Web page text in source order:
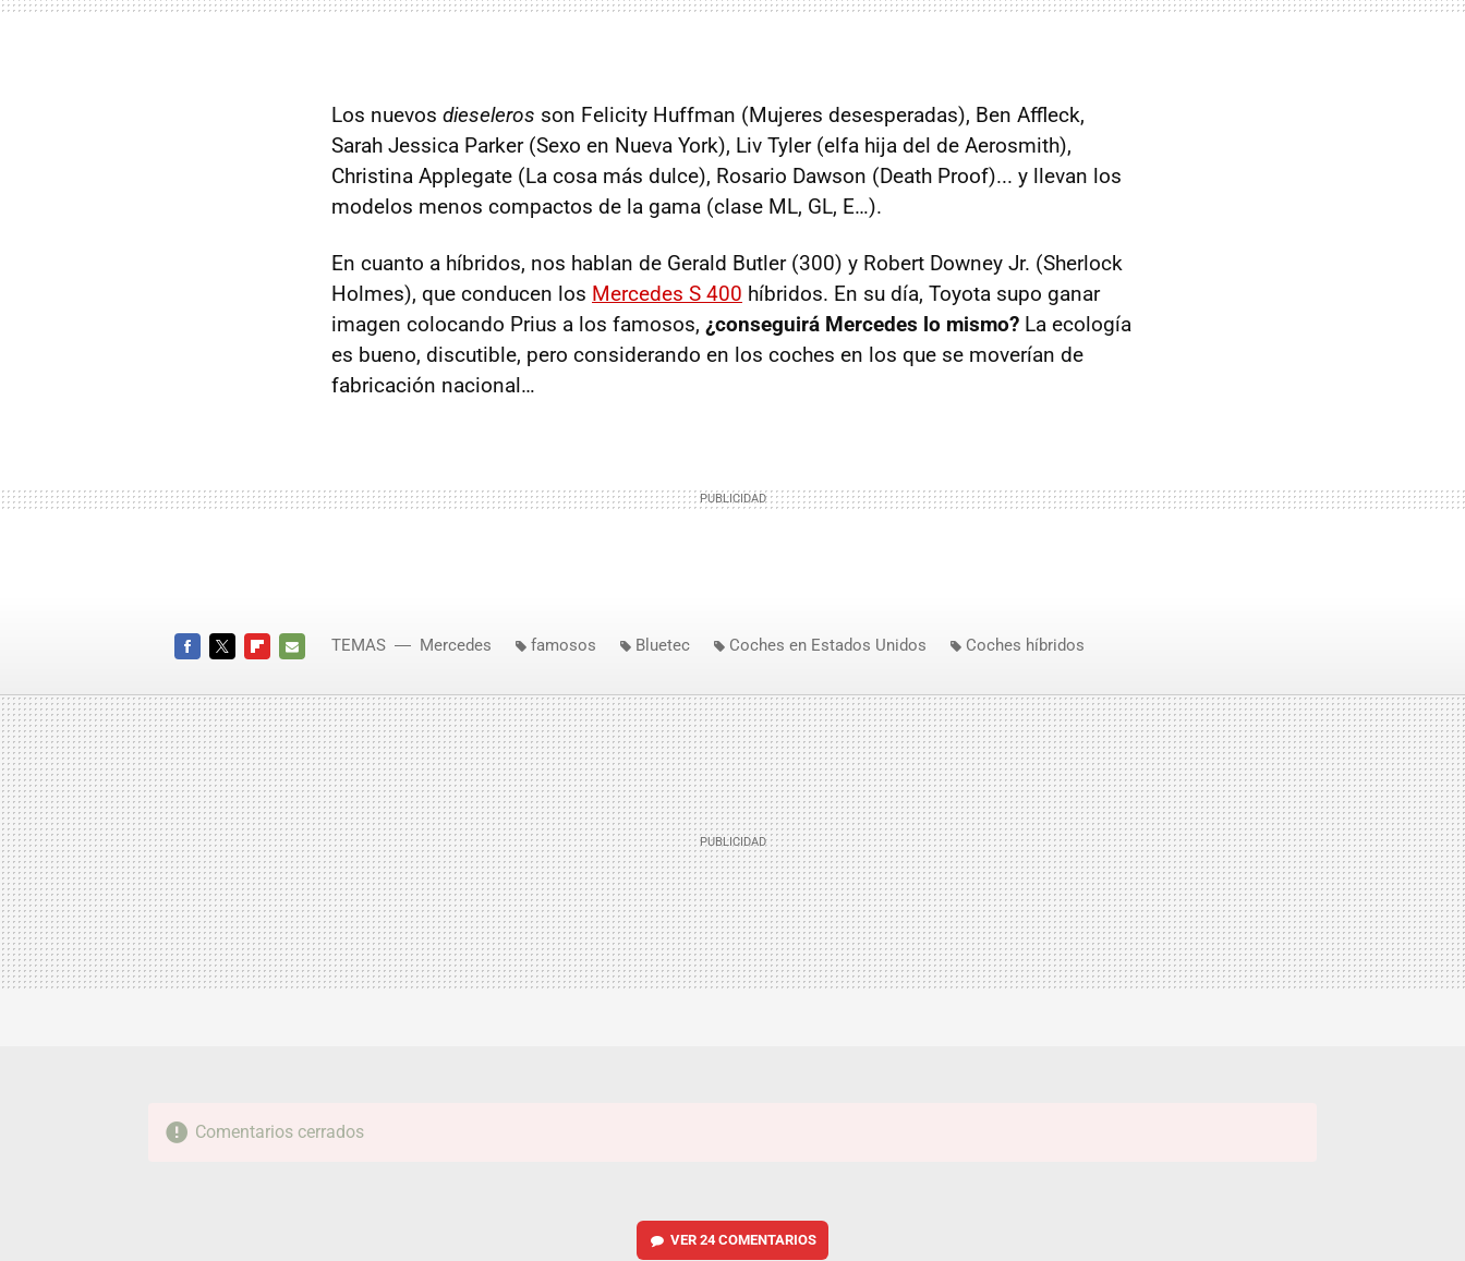
Los nuevos dieseleros son Felicity Huffman (Mujeres desesperadas), Ben Affleck,
Sarah Jessica Parker (Sexo en Nueva York), Liv Tyler (elfa hija del de Aerosmith),
Christina Applegate (La cosa más dulce), Rosario Dawson (Death Proof)... y llevan los
modelos menos compactos de la gama (clase ML, GL, E…).
En cuanto a híbridos, nos hablan de Gerald Butler (300) y Robert Downey Jr. (Sherlock
Holmes), que conducen los Mercedes S 400 híbridos. En su día, Toyota supo ganar
imagen colocando Prius a los famosos, ¿conseguirá Mercedes lo mismo? La ecología
es bueno, discutible, pero considerando en los coches en los que se moverían de
fabricación nacional…
MAIL
TEMAS Mercedes famosos Bluetec Coches en Estados Unidos Coches híbridos
Comentarios cerrados
VER 24 COMENTARIOS